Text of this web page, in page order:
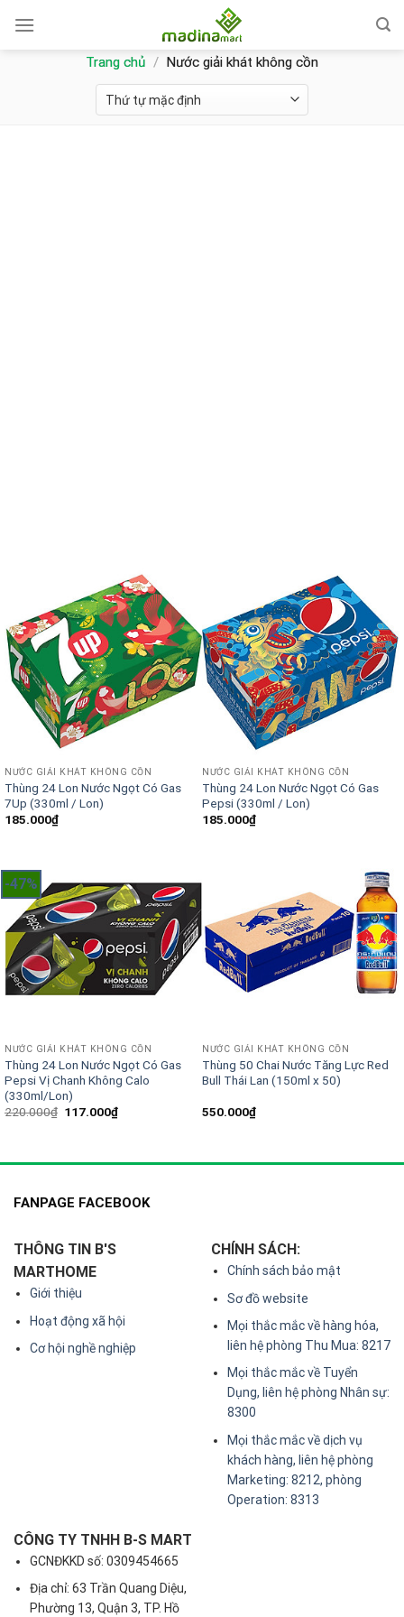
content
Trang chủ / Nước giải khát không cồn
NƯỚC GIẢI KHÁT KHÔNG CỒN
Thùng 24 Lon Nước Ngọt Có Gas
7Up (330ml / Lon)
185.000₫
NƯỚC GIẢI KHÁT KHÔNG CỒN
Thùng 24 Lon Nước Ngọt Có Gas
Pepsi (330ml / Lon)
185.000₫
-47%
NƯỚC GIẢI KHÁT KHÔNG CỒN
Thùng 24 Lon Nước Ngọt Có Gas
Pepsi Vị Chanh Không Calo
(330ml/Lon)
220.000₫ Giá
117.000₫Giá
NƯỚC GIẢI KHÁT KHÔNG CỒN
Thùng 50 Chai Nước Tăng Lực Red
Bull Thái Lan (150ml x 50)
550.000₫
FANPAGE FACEBOOK
THÔNG TIN B'S
MARTHOME
Giới thiệu
Hoạt động xã hội
Cơ hội nghề nghiệp
CHÍNH SÁCH:
Chính sách bảo mật
Sơ đồ website
Mọi thắc mắc về hàng hóa,
liên hệ phòng Thu Mua: 8217
Mọi thắc mắc về Tuyển
Dụng, liên hệ phòng Nhân sự:
8300
Mọi thắc mắc về dịch vụ
khách hàng, liên hệ phòng
Marketing: 8212, phòng
Operation: 8313
CÔNG TY TNHH B-S MART
GCNĐKKD số: 0309454665
Địa chỉ: 63 Trần Quang Diệu,
Phường 13, Quận 3, TP. Hồ